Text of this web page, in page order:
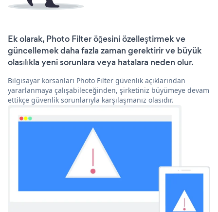
Ek olarak, Photo Filter öğesini özelleştirmek ve
güncellemek daha fazla zaman gerektirir ve büyük
olasılıkla yeni sorunlara veya hatalara neden olur.
Bilgisayar korsanları Photo Filter güvenlik açıklarından
yararlanmaya çalışabileceğinden, şirketiniz büyümeye devam
ettikçe güvenlik sorunlarıyla karşılaşmanız olasıdır.